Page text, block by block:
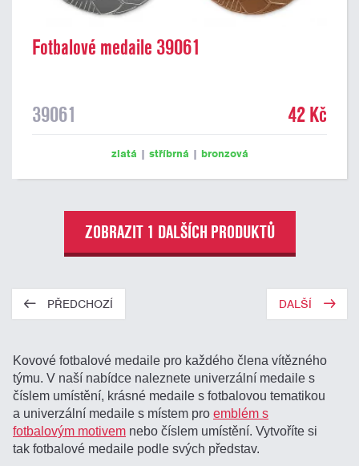
Fotbalové medaile 39061
39061 42 Kč
zlatá | stříbrná | bronzová
ZOBRAZIT 1 DALŠÍCH PRODUKTŮ
PŘEDCHOZÍ DALŠÍ
Kovové fotbalové medaile pro každého člena vítězného
týmu. V naší nabídce naleznete univerzální medaile s
číslem umístění, krásné medaile s fotbalovou tematikou
a univerzální medaile s místem proemblém s
fotbalovým motivem nebo číslem umístění. Vytvoříte si
tak fotbalové medaile podle svých představ.